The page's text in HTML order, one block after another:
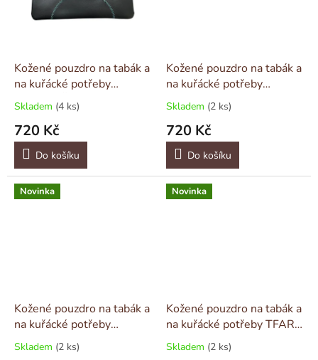
Kožené pouzdro na tabák a
na kuřácké potřeby
DELUXE Černé
Skladem (4 ks)
720 Kč
Do košíku
Kožené pouzdro na tabák a
na kuřácké potřeby
DELUXE Hnědé
Skladem (2 ks)
720 Kč
Do košíku
Novinka
Kožené pouzdro na tabák a
na kuřácké potřeby
DELUXE Tmavě Hnědé
Skladem (2 ks)
Novinka
Kožené pouzdro na tabák a
na kuřácké potřeby TFAR
Classic
Skladem (2 ks)